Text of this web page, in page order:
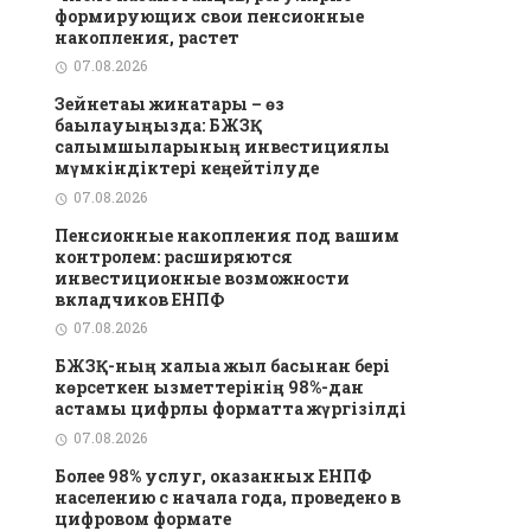
формирующих свои пенсионные
накопления, растет
07.08.2026
Зейнетақы жинақтары – өз
бақылауыңызда: БЖЗҚ
салымшыларының инвестициялық
мүмкіндіктері кеңейтілуде
07.08.2026
Пенсионные накопления под вашим
контролем: расширяются
инвестиционные возможности
вкладчиков ЕНПФ
07.08.2026
БЖЗҚ-ның халыққа жыл басынан бері
көрсеткен қызметтерінің 98%-дан
астамы цифрлық форматта жүргізілді
07.08.2026
Более 98% услуг, оказанных ЕНПФ
населению с начала года, проведено в
цифровом формате